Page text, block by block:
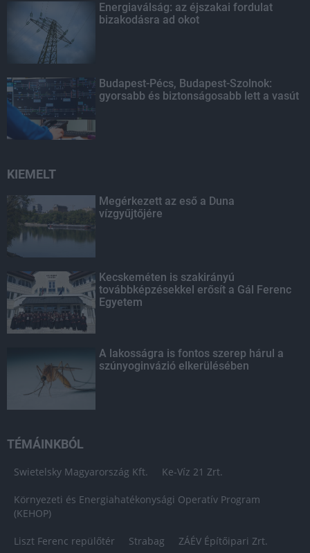
Energiaválság: az éjszakai fordulat
bizakodásra ad okot
Budapest-Pécs, Budapest-Szolnok:
gyorsabb és biztonságosabb lett a vasút
KIEMELT
Megérkezett az eső a Duna
vízgyűjtőjére
Kecskeméten is szakirányú
továbbképzésekkel erősít a Gál Ferenc
Egyetem
A lakosságra is fontos szerep hárul a
szúnyoginvázió elkerülésében
TÉMÁINKBÓL
Swietelsky Magyarország Kft. Ke-Víz 21 Zrt.
Környezeti és Energiahatékonysági Operatív Program
(KEHOP)
Liszt Ferenc repülőtér Strabag ZÁÉV Építőipari Zrt.